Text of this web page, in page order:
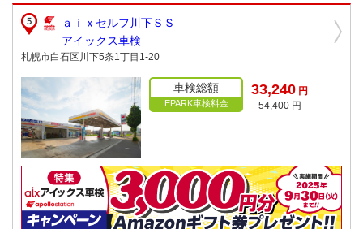
ａｉｘセルフ川下ＳＳ
アイックス車検
札幌市白石区川下5条1丁目1-20
車検総額
EPARK車検料金
33,240 円
54,400 円